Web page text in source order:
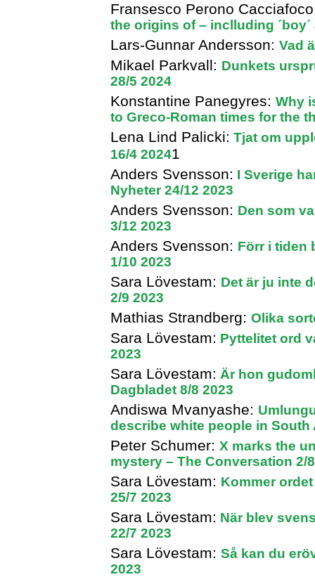
Fransesco Perono
the origins of – inclluding ´boy´
Lars-Gunnar Andersson: Vad
Mikael Parkvall: Dunkets
28/5 2024
Konstantine Panegyres: Why
to Greco-Roman times for the
Lena Lind Palicki: Tjat om
16/4 20241
Anders Svensson: I Sverige
Nyheter 24/12 2023
Anders Svensson: Den som
3/12 2023
Anders Svensson: Förr i tiden
1/10 2023
Sara Lövestam: Det är ju inte
2/9 2023
Mathias Strandberg: Olika
Sara Lövestam: Pyttelitet ord
2023
Sara Lövestam: Är hon
Dagbladet 8/8 2023
Andiswa Mvanyashe:
describe white people in South
Peter Schumer: X marks the
mystery – The Conversation 2/
Sara Lövestam: Kommer
25/7 2023
Sara Lövestam: När blev
22/7 2023
Sara Lövestam: Så kan du
2023